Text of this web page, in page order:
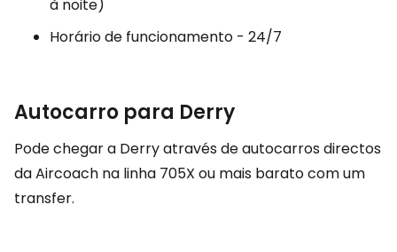
à noite)
Horário de funcionamento - 24/7
Autocarro para Derry
Pode chegar a Derry através de autocarros directos
da Aircoach na linha 705X ou mais barato com um
transfer.